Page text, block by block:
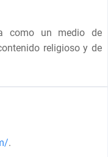
como un medio de
religioso y de
.